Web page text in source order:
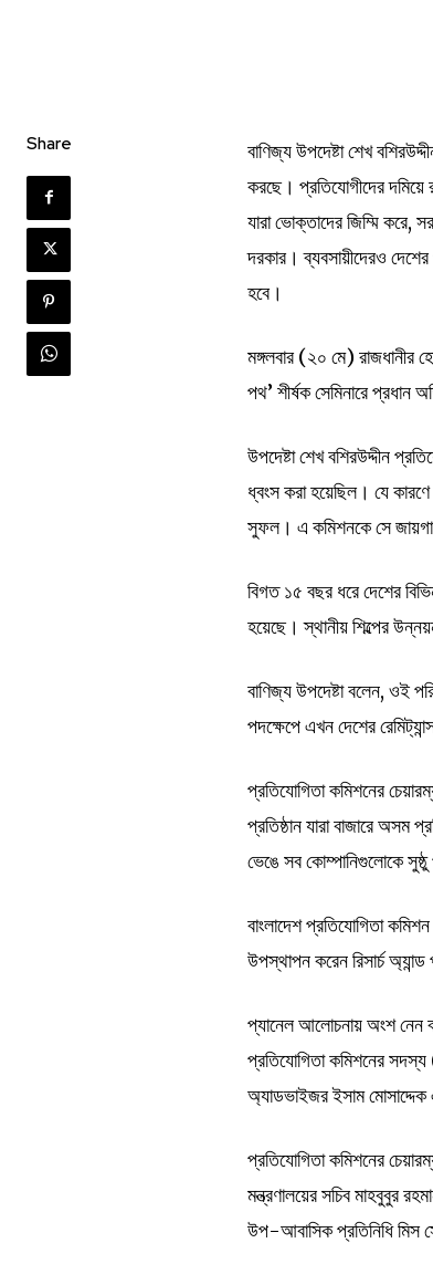
Share
বাণিজ্য উপদেষ্টা শেখ
করছে। প্রতিযোগীদের
যারা ভোক্তাদের জিম্মি করে,
দরকার। ব্যবসায়ীদেরও
হবে।
মঙ্গলবার (২০ মে) রাজধানীর
পথ’ শীর্ষক সেমিনারে প্রধান
উপদেষ্টা শেখ বশিরউদ্দীন
ধ্বংস করা হয়েছিল। যে
সুফল। এ কমিশনকে সে
বিগত ১৫ বছর ধরে দেশের
হয়েছে। স্থানীয় শিল্পের
বাণিজ্য উপদেষ্টা বলেন, ওই
পদক্ষেপে এখন দেশের
প্রতিযোগিতা কমিশনের
প্রতিষ্ঠান যারা বাজারে অসম
ভেঙে সব কোম্পানিগুলোকে
বাংলাদেশ প্রতিযোগিতা
উপস্থাপন করেন রিসার্চ
প্যানেল আলোচনায় অংশ নেন
প্রতিযোগিতা কমিশনের
অ্যাডভাইজর ইসাম মোসাদ্দেক
প্রতিযোগিতা কমিশনের
মন্ত্রণালয়ের সচিব মাহবুবুর
উপ-আবাসিক প্রতিনিধি মিস